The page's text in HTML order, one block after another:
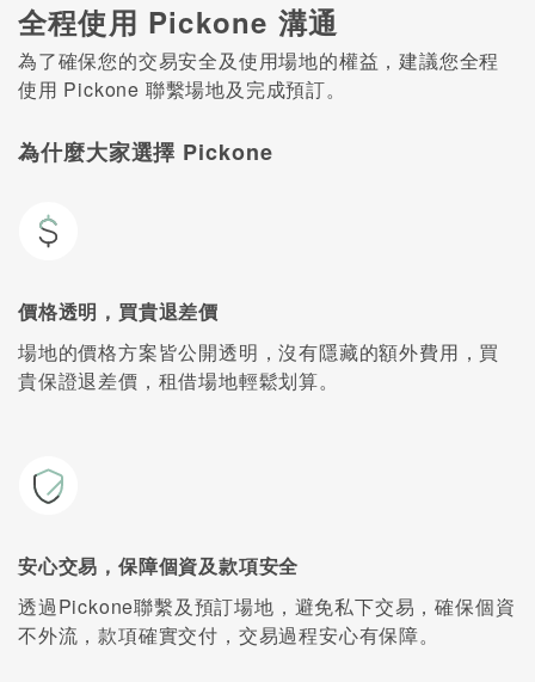
全程使用 Pickone 溝通
為了確保您的交易安全及使用場地的權益，建議您全程
使用 Pickone 聯繫場地及完成預訂。
為什麼大家選擇 Pickone
價格透明，買貴退差價
場地的價格方案皆公開透明，沒有隱藏的額外費用，買
貴保證退差價，租借場地輕鬆划算。
安心交易，保障個資及款項安全
透過Pickone聯繫及預訂場地，避免私下交易，確保個資
不外流，款項確實交付，交易過程安心有保障。